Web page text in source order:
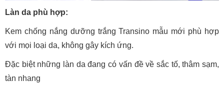
Làn da phù hợp:
Kem chống nắng dưỡng trắng Transino mẫu mới phù hợp
với mọi loại da, không gây kích ứng.
Đặc biệt những làn da đang có vấn đề về sắc tố, thâm sạm,
tàn nhang